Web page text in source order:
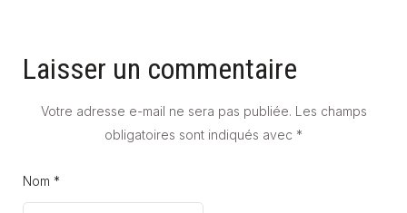
Laisser un commentaire
Votre adresse e-mail ne sera pas publiée. Les champs
obligatoires sont indiqués avec *
Nom *